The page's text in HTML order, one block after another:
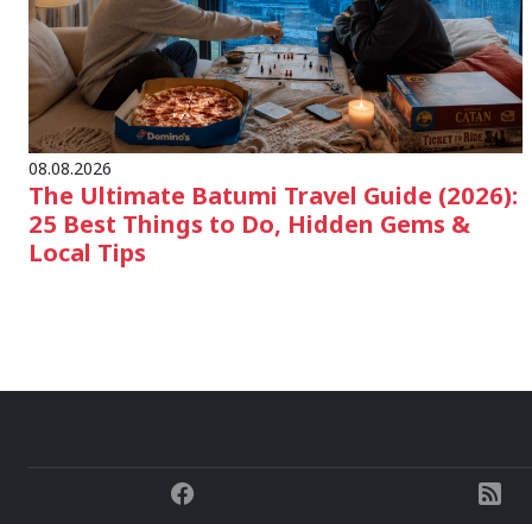
08.08.2026
The Ultimate Batumi Travel Guide (2026):
25 Best Things to Do, Hidden Gems &
Local Tips